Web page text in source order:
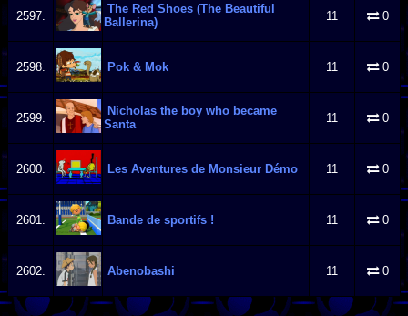
2597.
The Red Shoes (The Beautiful
Ballerina)
11 0
2598. Pok & Mok 11 0
2599.
Nicholas the boy who became
Santa
11 0
2600. Les Aventures de Monsieur Démo 11 0
2601. Bande de sportifs ! 11 0
2602. Abenobashi 11 0